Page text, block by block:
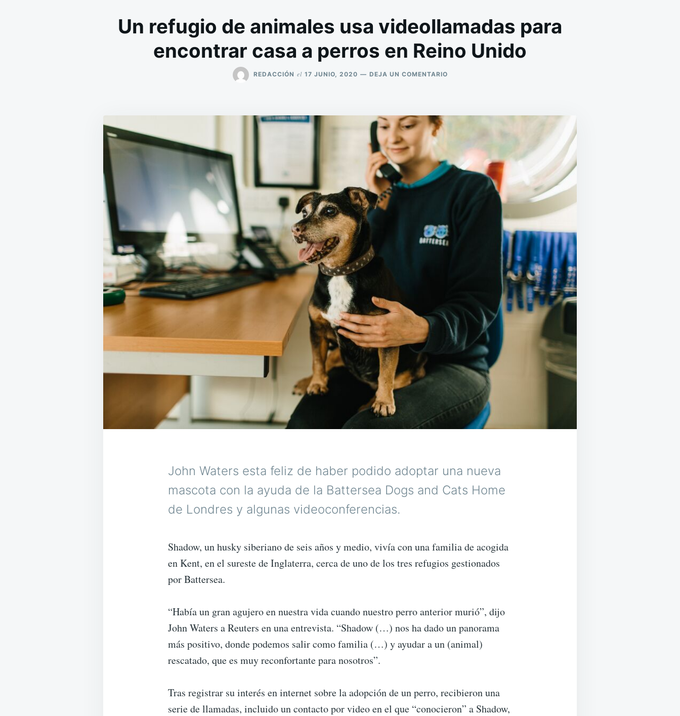
Un refugio de animales usa videollamadas para
encontrar casa a perros en Reino Unido
REDACCIÓN el 17 JUNIO, 2020 DEJA UN COMENTARIOEN
ENCONTRAR
CASA
A
PERROS
John Waters esta feliz de haber podido adoptar una nueva
mascota con la ayuda de la Battersea Dogs and Cats Home
de Londres y algunas videoconferencias.
Shadow, un husky siberiano de seis años y medio, vivía con una familia de acogida
en Kent, en el sureste de Inglaterra, cerca de uno de los tres refugios gestionados
por Battersea.
“Había un gran agujero en nuestra vida cuando nuestro perro anterior murió”, dijo
John Waters a Reuters en una entrevista. “Shadow (…) nos ha dado un panorama
más positivo, donde podemos salir como familia (…) y ayudar a un (animal)
rescatado, que es muy reconfortante para nosotros”.
Tras registrar su interés en internet sobre la adopción de un perro, recibieron una
serie de llamadas, incluido un contacto por video en el que “conocieron” a Shadow,